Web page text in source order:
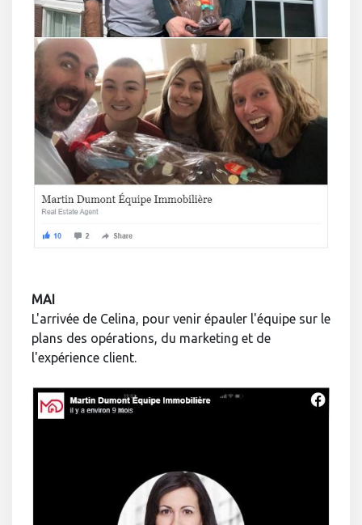
MAI
L'arrivée de Celina, pour venir épauler l'équipe sur le
plans des opérations, du marketing et de
l'expérience client.